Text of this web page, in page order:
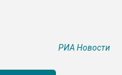
РИА Новости